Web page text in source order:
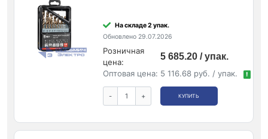
На складе 2 упак.
Обновлено 29.07.2026
Розничная
цена:
5 685.20 / упак.
Оптовая цена: 5 116.68 руб. / упак. !
- + КУПИТЬ